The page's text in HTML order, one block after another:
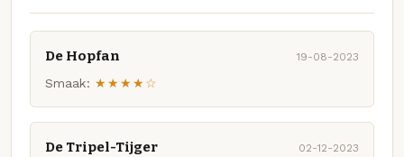
De Hopfan 19-08-2023
Smaak: ★★★★☆
De Tripel-Tijger 02-12-2023